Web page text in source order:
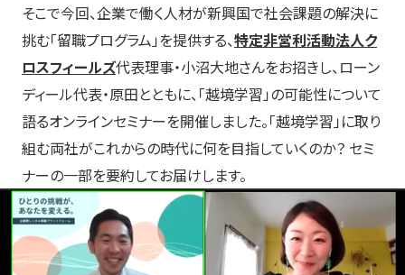
そこで今回、企業で働く人材が新興国で社会課題の解決に
挑む「留職プログラム」を提供する、特定非営利活動法人ク
ロスフィールズ代表理事・小沼大地さんをお招きし、ローン
ディール代表・原田とともに、「越境学習」の可能性について
語るオンラインセミナーを開催しました。「越境学習」に取り
組む両社がこれからの時代に何を目指していくのか？ セミ
ナーの一部を要約してお届けします。